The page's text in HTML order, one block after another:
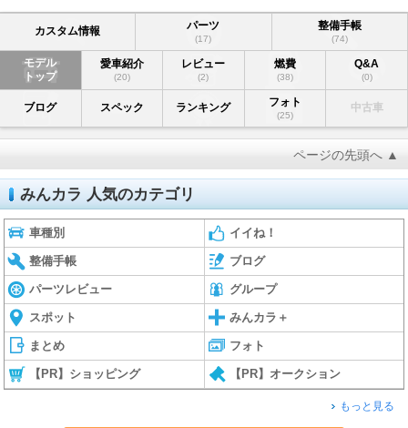
カスタム情報 パーツ
(17)
整備手帳
(74)
モデル
トップ
愛車紹介
(20)
レビュー
(2)
燃費
(38)
Q&A
(0)
ブログ スペック ランキング フォト
(25)
中古車
ページの先頭へ ▲
みんカラ 人気のカテゴリ
車種別 イイね！
整備手帳 ブログ
パーツレビュー グループ
スポット みんカラ＋
まとめ フォト
【PR】ショッピング 【PR】オークション
もっと見る